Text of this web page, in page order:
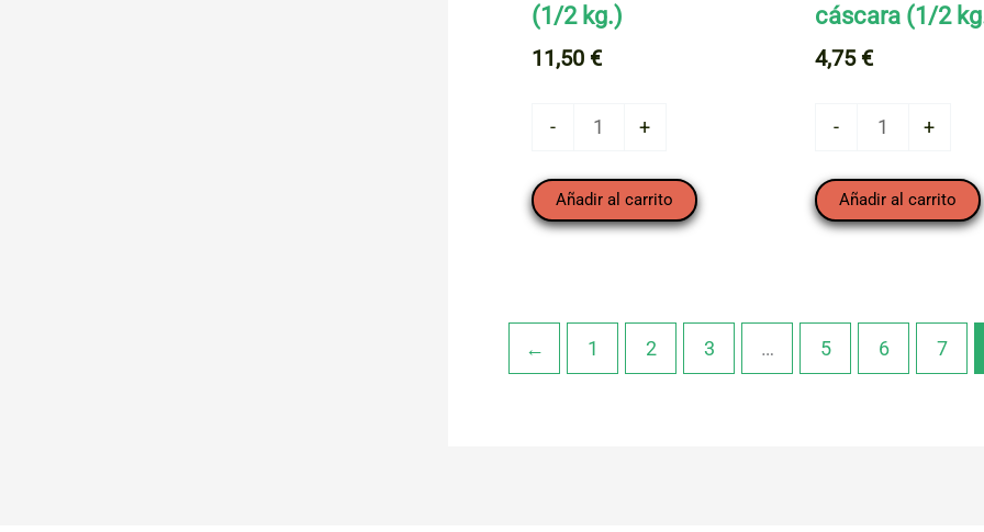
(1/2 kg.)
11,50 €
-
(1/2
kg.)
+
Añadir al carrito
cáscara (1/2
4,75 €
-
Avellana
cáscara
(1/2
+
Añadir al carrito
← 1 2 3 … 5 6 7